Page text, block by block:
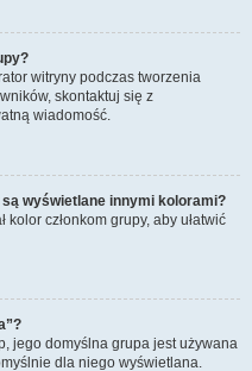
witryny podczas tworzenia
skontaktuj się z
wiadomość.
wyświetlane innymi kolorami?
członkom grupy, aby ułatwić
jego domyślna grupa jest używana
dla niego wyświetlana.